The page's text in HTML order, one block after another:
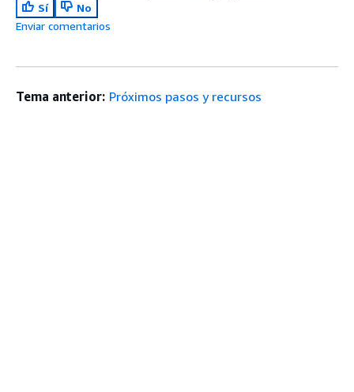
Sí
No
Enviar comentarios
Tema anterior: Próximos pasos y recursos